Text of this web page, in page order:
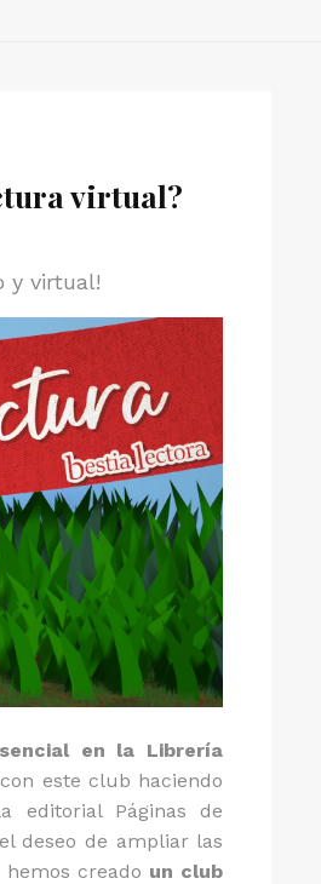
virtual?
y virtual!
en la Librería
este club haciendo
editorial Páginas de
deseo de ampliar las
creado un club